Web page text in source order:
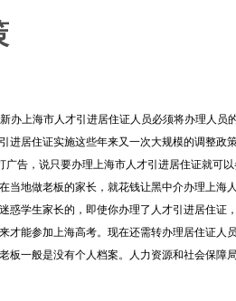
办上海市人才引进居住证人员必须将办理人员
居住证实施这些年来又一次大规模的调整政
告，说只要办理上海市人才引进居住证就可
当地做老板的家长，就花钱让黑中介办理上海
惑学生家长的，即使你办理了人才引进居住证
才能参加上海高考。现在还需转办理居住证人
板一般是没有个人档案。人力资源和社会保障